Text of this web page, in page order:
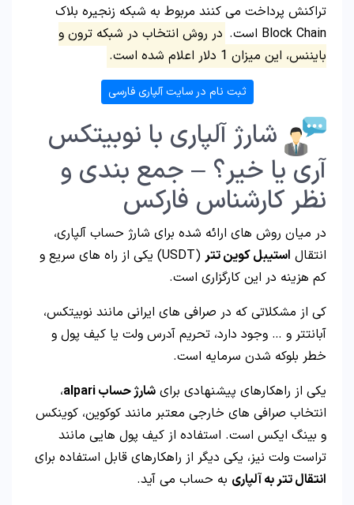
تراکنش پرداخت می کنند مربوط به شبکه زنجیره بلاک
Block Chain است.
در روش انتخاب در شبکه ترون و
بایننس، این میزان 1 دلار اعلام شده است.
ثبت نام در سایت آلپاری فارسی
شارژ آلپاری با نوبیتکس
آری یا خیر؟ – جمع بندی و
نظر کارشناس فارکس
در میان روش های ارائه شده برای شارژ حساب آلپاری،
انتقال استیبل کوین تتر
(USDT) یکی از راه های سریع و
کم هزینه در این کارگزاری است.
کی از مشکلاتی که در صرافی های ایرانی مانند نوبیتکس،
آبانتتر و … وجود دارد، تحریم آدرس ولت یا کیف پول و
خطر بلوکه شدن سرمایه است.
یکی از راهکارهای پیشنهادی برای شارژ حساب alpari
،
انتخاب صرافی های خارجی معتبر مانند کوکوین، کوینکس
و بینگ ایکس است. استفاده از کیف پول هایی مانند
تراست ولت نیز، یکی دیگر از راهکارهای قابل استفاده برای
انتقال تتر به آلپاری به حساب می آید.